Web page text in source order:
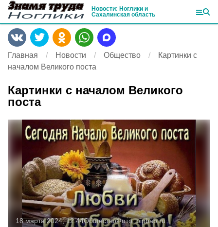
Новости: Ноглики и
Сахалинская область
Главная Новости Общество
Картинки с
началом Великого поста
Картинки с началом Великого
поста
18 марта 2024, 12:44ОбществоФото:bipbap.ru